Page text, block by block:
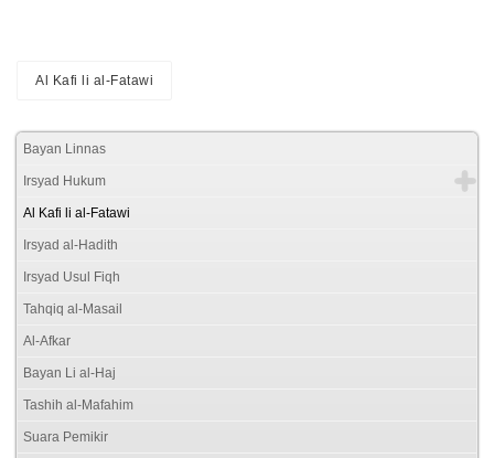
Al Kafi li al-Fatawi
Bayan Linnas
Irsyad Hukum
Al Kafi li al-Fatawi
Irsyad al-Hadith
Irsyad Usul Fiqh
Tahqiq al-Masail
Al-Afkar
Bayan Li al-Haj
Tashih al-Mafahim
Suara Pemikir